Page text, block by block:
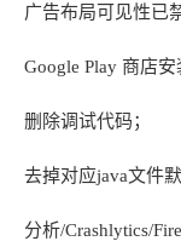
广告布局可见性已
Google Play 商店安
删除调试代码；
去掉对应java文件
分析/Crashlytics/